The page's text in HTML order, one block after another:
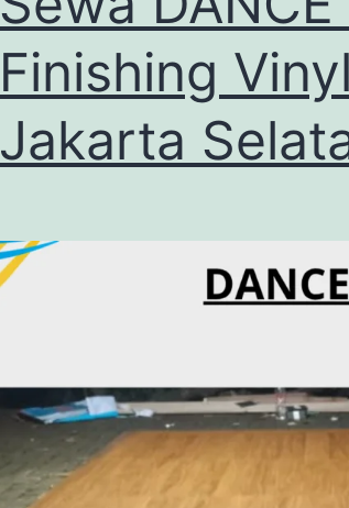
Finishing
Jakarta